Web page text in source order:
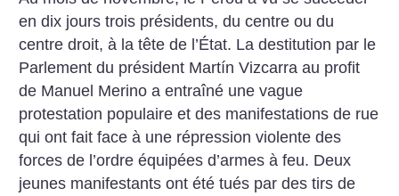
en dix jours trois présidents, du centre ou du
centre droit, à la tête de l’État. La destitution par le
Parlement du président Martín Vizcarra au profit
de Manuel Merino a entraîné une vague
protestation populaire et des manifestations de rue
qui ont fait face à une répression violente des
forces de l’ordre équipées d’armes à feu. Deux
jeunes manifestants ont été tués par des tirs de